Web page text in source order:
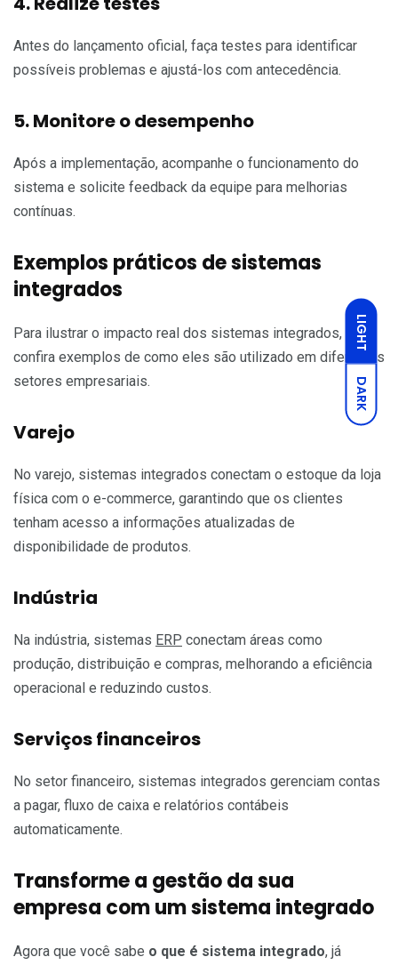
LIGHT
DARK
Antes do lançamento oficial, faça testes para identificar
possíveis problemas e ajustá-los com antecedência.
5. Monitore o desempenho
Após a implementação, acompanhe o funcionamento do
sistema e solicite feedback da equipe para melhorias
contínuas.
Exemplos práticos de sistemas
integrados
Para ilustrar o impacto real dos sistemas integrados,
confira exemplos de como eles são utilizado em diferentes
setores empresariais.
Varejo
No varejo, sistemas integrados conectam o estoque da loja
física com o e-commerce, garantindo que os clientes
tenham acesso a informações atualizadas de
disponibilidade de produtos.
Indústria
Na indústria, sistemas ERP conectam áreas como
produção, distribuição e compras, melhorando a eficiência
operacional e reduzindo custos.
Serviços financeiros
No setor financeiro, sistemas integrados gerenciam contas
a pagar, fluxo de caixa e relatórios contábeis
automaticamente.
Transforme a gestão da sua
empresa com um sistema integrado
Agora que você sabe o que é sistema integrado, já